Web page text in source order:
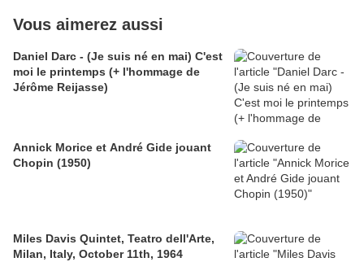
Vous aimerez aussi
Daniel Darc - (Je suis né en mai) C'est
moi le printemps (+ l'hommage de
Jérôme Reijasse)
Annick Morice et André Gide jouant
Chopin (1950)
Miles Davis Quintet, Teatro dell'Arte,
Milan, Italy, October 11th, 1964